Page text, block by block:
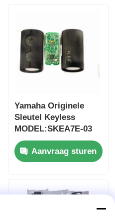
Yamaha Originele
Sleutel Keyless
MODEL:SKEA7E-03
Voor Yamaha Smart
Remote Key B74-
H6261-02/662F-
Aanvraag sturen